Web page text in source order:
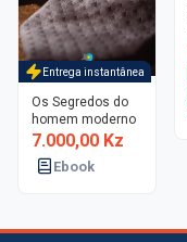
Entrega instantânea
Os Segredos do
homem moderno
7.000,00 Kz
Ebook